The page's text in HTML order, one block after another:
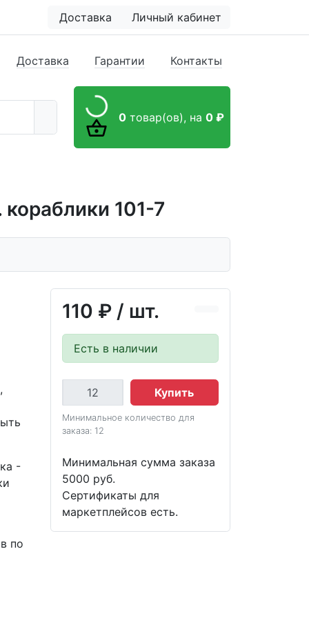
Доставка Личный кабинет
Доставка Гарантии Контакты
0 товар(ов), на 0 ₽
101-7
110 ₽ / шт.
Есть в наличии
Купить
Минимальное количество для
заказа: 12
Минимальная сумма заказа
5000 руб.
Сертификаты для
маркетплейсов есть.
-
по